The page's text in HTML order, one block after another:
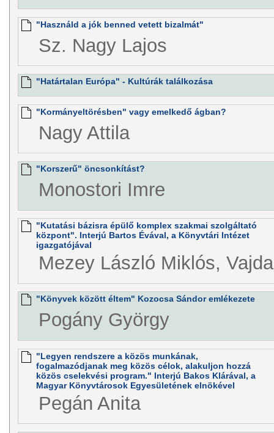
"Használd a jók benned vetett bizalmát"
Sz. Nagy Lajos
"Határtalan Európa" - Kultúrák találkozása
"Kormányeltörésben" vagy emelkedő ágban?
Nagy Attila
"Korszerű" öncsonkítást?
Monostori Imre
"Kutatási bázisra épülő komplex szakmai szolgáltató
központ". Interjú Bartos Évával, a Könyvtári Intézet
igazgatójával
Mezey László Miklós,
"Könyvek között éltem" Kozocsa Sándor emlékezete
Pogány György
"Legyen rendszere a közös munkának,
fogalmazódjanak meg közös célok, alakuljon hozzá
közös cselekvési program." Interjú Bakos Klárával, a
Magyar Könyvtárosok Egyesületének elnökével
Pegán Anita